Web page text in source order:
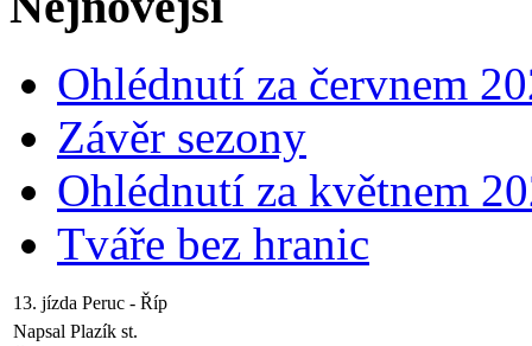
Ohlédnutí za červnem
Závěr sezony
Ohlédnutí za květnem
Tváře bez hranic
13. jízda Peruc - Říp
Napsal Plazík st.